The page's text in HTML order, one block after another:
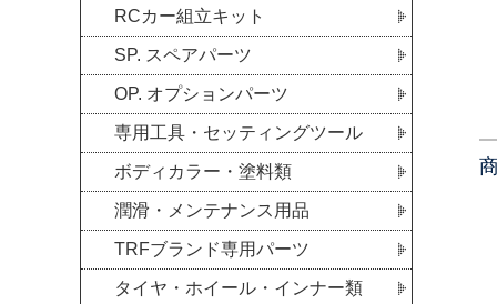
RCカー組立キット
SP. スペアパーツ
OP. オプションパーツ
専用工具・セッティングツール
ボディカラー・塗料類
潤滑・メンテナンス用品
TRFブランド専用パーツ
タイヤ・ホイール・インナー類